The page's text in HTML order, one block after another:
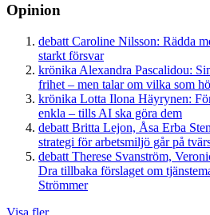
Opinion
debatt Caroline Nilsson: Rädda
starkt försvar
krönika Alexandra Pascalidou:
frihet – men talar om vilka som
krönika Lotta Ilona Häyrynen:
enkla – tills AI ska göra dem
debatt Britta Lejon, Åsa Erba
strategi för arbetsmiljö går på
debatt Therese Svanström,
Dra tillbaka förslaget om
Strömmer
Visa fler